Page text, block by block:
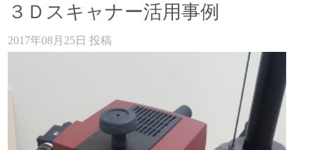
３Ｄスキャナー活用事例
2017年08月25日 投稿